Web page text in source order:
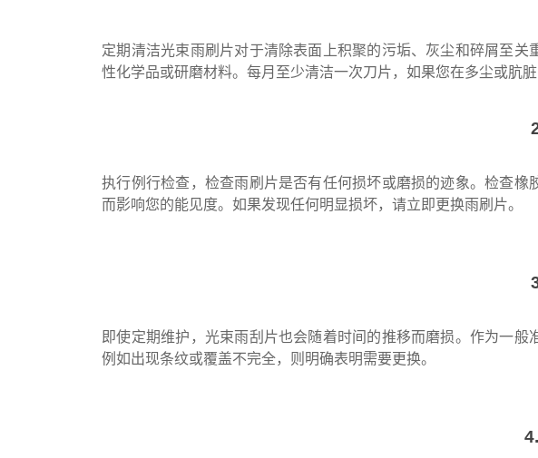
定期清洁光束雨刷片对于清除表面上积聚的污垢、灰尘和碎屑至
性化学品或研磨材料。每月至少清洁一次刀片，如果您在多尘或肮
执行例行检查，检查雨刷片是否有任何损坏或磨损的迹象。检查
而影响您的能见度。如果发现任何明显损坏，请立即更换雨刷片。
即使定期维护，光束雨刮片也会随着时间的推移而磨损。作为一
例如出现条纹或覆盖不完全，则明确表明需要更换。